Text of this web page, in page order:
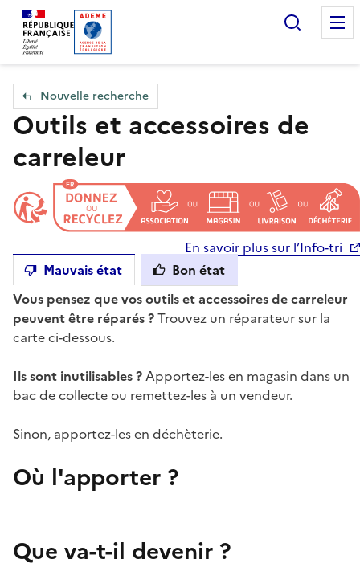
Accueil — Que Faire de mes objets & déchets
Nouvelle recherche
Outils et accessoires de
carreleur
En savoir plus sur l’Info-tri
Mauvais état
Bon état
Vous pensez que vos outils et accessoires de carreleur
peuvent être réparés ?Trouvez un réparateur sur la
carte ci-dessous.
Ils sont inutilisables ?Apportez-les en magasin dans un
bac de collecte ou remettez-les à un vendeur.
Sinon, apportez-les en déchèterie.
Où l'apporter ?
Que va-t-il devenir ?